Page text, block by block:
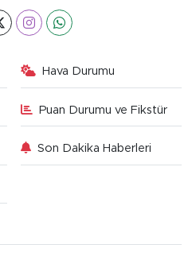
Hava Durumu
Puan Durumu ve Fikstür
Son Dakika Haberleri